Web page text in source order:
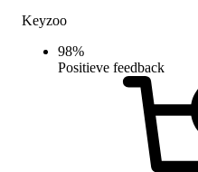
Keyzoo
98%
Positieve feedback